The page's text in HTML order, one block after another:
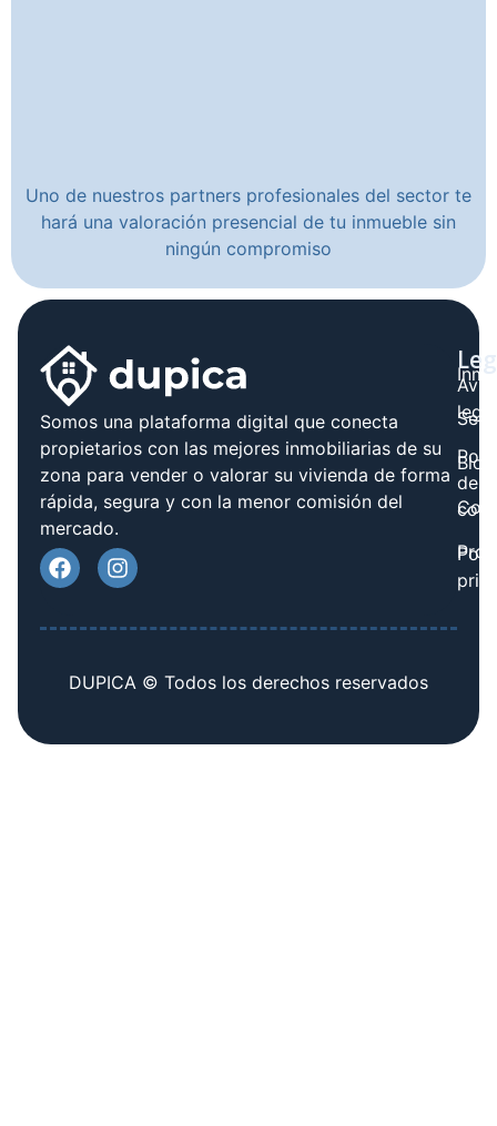
Uno de nuestros partners profesionales del sector te
hará una valoración presencial de tu inmueble sin
ningún compromiso
Somos una plataforma digital que conecta
propietarios con las mejores inmobiliarias de su
zona para vender o valorar su vivienda de forma
rápida, segura y con la menor comisión del
mercado.
Blog
legal
de
DUPICA © Todos los derechos reservados